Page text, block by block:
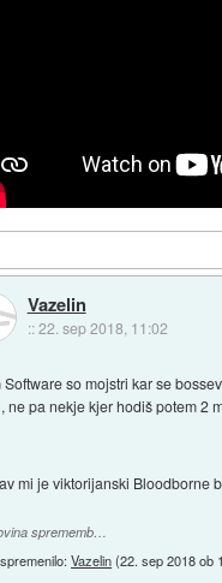
Vazelin
::22. sep 2018, 11:02
Software so mojstri kar se
ne pa nekje kjer hodiš potem 2
mi je viktorijanski Bloodborne
sprememb…
spremenilo:Vazelin(22. sep 2018 ob